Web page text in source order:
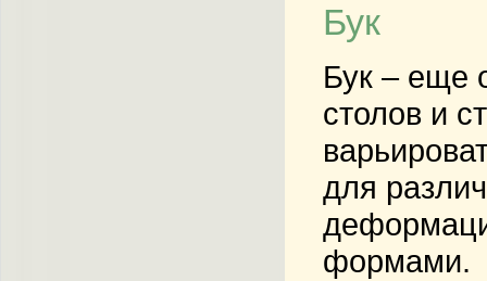
Бук
Бук – еще
столов и
для
формами.